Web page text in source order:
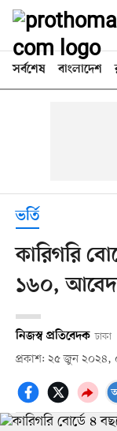
সর্বশেষ বাংলাদেশ
ভর্তি
কারিগরি
১৬০,
নিজস্ব প্রতিবেদক ঢাকা
প্রকাশ: ২৫ জুন ২০২৪,